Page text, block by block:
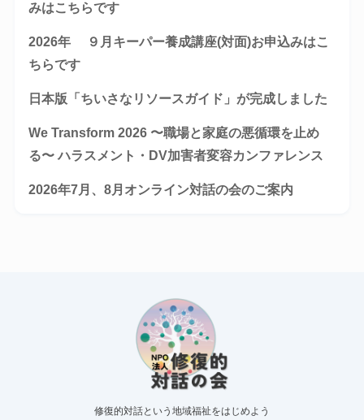
みはこちらです
2026年 ９月キーパー養成講座(対面)お申込みはこ
ちらです
日本版「ちいさなリソースガイド」が完成しました
We Transform 2026 〜職場と家庭の悪循環を止め
る〜 ハラスメント・DV加害者変容カンファレンス
2026年7月、8月オンライン対話の会のご案内
修復的対話という地域福祉をはじめよう